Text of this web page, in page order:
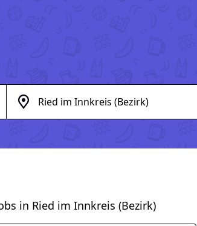
in Ried im Innkreis (Bezirk)